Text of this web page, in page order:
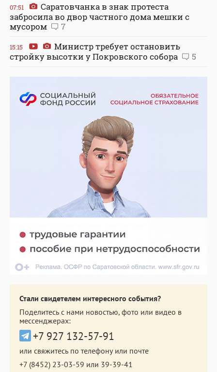
07:51
Саратовчанка в знак протеста
забросила во двор частного дома мешки с
мусором
7
15:15
Министр требует остановить
стройку высотки у Покровского собора
5
Стали свидетелем интересного события?
Поделитесь с нами новостью, фото или видео в
мессенджерах:
+7 927 132-57-91
или свяжитесь по телефону или почте
+7 (8452) 23-03-59 или 39-39-41